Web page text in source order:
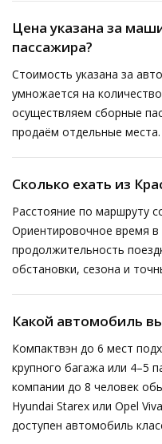
Цена указана за
пассажира?
Стоимость указана за
умножается на
осуществляем сборные
продаём отдельные места.
Сколько ехать из
Расстояние по маршруту
Ориентировочное время
продолжительность
обстановки, сезона и
Какой автомобиль
Компактвэн до 6 мест
крупного багажа или 4–5
компании до 8 человек
Hyundai Starex или Opel
доступен автомобиль